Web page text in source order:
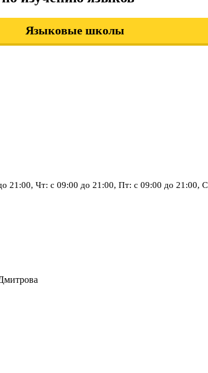
Языковые школы
21:00, Чт: с 09:00 до 21:00, Пт: с 09:00 до 21:00,